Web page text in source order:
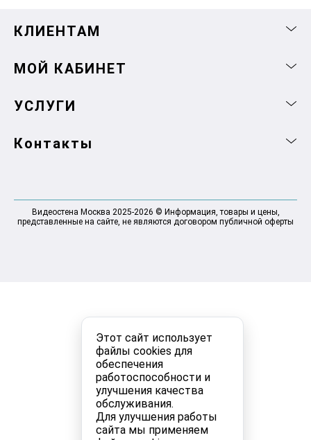
Этот сайт использует
файлы cookies для
обеспечения
работоспособности и
улучшения качества
обслуживания.
Для улучшения работы
сайта мы применяем
КЛИЕНТАМ
МОЙ КАБИНЕТ
УСЛУГИ
Контакты
Видеостена Москва 2025-2026 © Информация, товары и цены,
представленные на сайте, не являются договором публичной оферты